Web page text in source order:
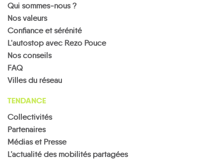
Qui sommes-nous ?
Nos valeurs
Confiance et sérénité
L'autostop avec Rezo Pouce
Nos conseils
FAQ
Villes du réseau
TENDANCE
Collectivités
Partenaires
Médias et Presse
L’actualité des mobilités partagées